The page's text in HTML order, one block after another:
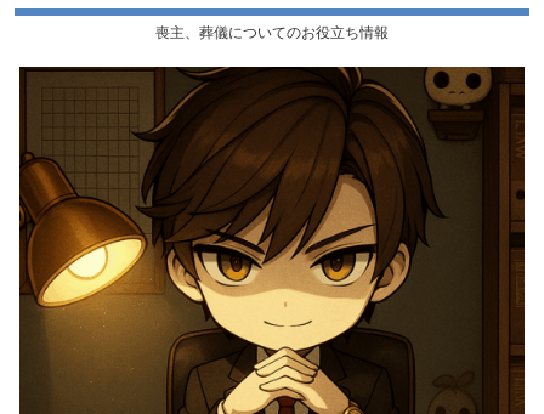
喪主、葬儀についてのお役立ち情報